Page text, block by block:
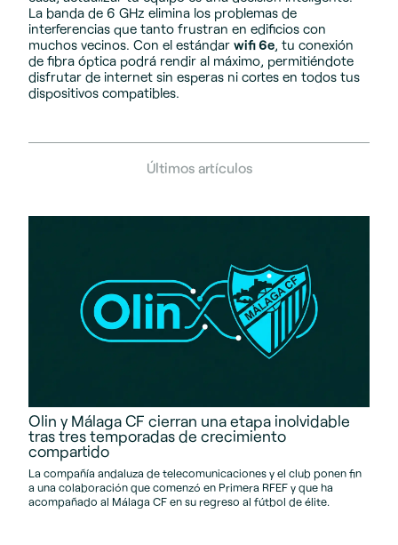
La banda de 6 GHz elimina los problemas de
interferencias que tanto frustran en edificios con
muchos vecinos. Con el estándar wifi 6e , tu conexión
de fibra óptica podrá rendir al máximo, permitiéndote
disfrutar de internet sin esperas ni cortes en todos tus
dispositivos compatibles.
Últimos artículos
Olin y Málaga CF cierran una etapa inolvidable
tras tres temporadas de crecimiento
compartido
La compañía andaluza de telecomunicaciones y el club ponen fin
a una colaboración que comenzó en Primera RFEF y que ha
acompañado al Málaga CF en su regreso al fútbol de élite.